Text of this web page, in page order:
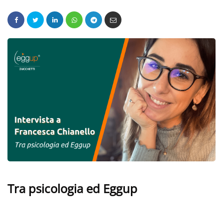
Tra psicologia ed Eggup